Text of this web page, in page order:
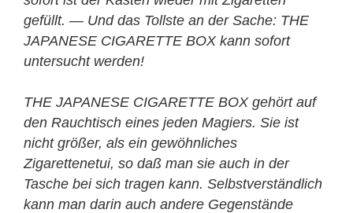
gefüllt. — Und das Tollste an der Sache: THE
JAPANESE CIGARETTE BOX kann sofort
untersucht werden!
THE JAPANESE CIGARETTE BOX gehört auf
den Rauchtisch eines jeden Magiers. Sie ist
nicht größer, als ein gewöhnliches
Zigarettenetui, so daß man sie auch in der
Tasche bei sich tragen kann. Selbstverständlich
kann man darin auch andere Gegenstände